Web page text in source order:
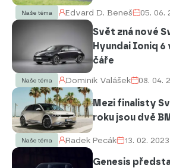
Naše téma Edvard D. Beneš 05. 06.
Svět zná nové
Hyundai Ioniq 6
čáře
Naše téma Dominik Valášek 08. 04.
Mezi finalisty
roku jsou dvě
Naše téma Radek Pecák 13. 02. 2023
Genesis